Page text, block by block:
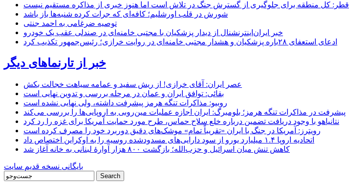
قطر: کل منطقه برای جلوگیری از گسترش جنگ در تلاش است اما هنوز خبری از مذاکره مستقیم نیست
شورش در قلب اورشلیم؛ کافه‌ای که جرات کرده شنبه‌ها باز باشد
توصیه ضرغامی به احمد جنتی
خبر ایران‌اینترنشنال از دیدار پزشکیان با مجتبی خامنه‌ای در صندلی عقب یک خودرو
ادعای استعفای ۲۸باره پزشکیان و هشدار مجتبی خامنه‌ای در روایت خرازی؛ رئیس‌جمهور تکذیب کرد
خبر از تارنماهای دیگر
عصر ایران: آقای خرازی! از ریش سفید و عمامه سیاهت خجالت بکش
بقائی: توافق ایران و عمان در مرحله بررسی و تدوین نهایی است
روبیو: مذاکرات تنگه هرمز پیشرفت داشته، ولی نهایی نشده است
پیشرفت در مذاکرات تنگه هرمز؛ بلومبرگ: ایران اجازه عملیات مین‌روبی به اروپایی‌ها را بررسی می‌کند
نتانیاهو با وجود دریافت تضمین درباره خلع سلاح حماس، طرح مورد حمایت آمریکا برای غزه را رد کرد
رویترز: آمریکا در جنگ با ایران «تقریباً تمام» موشک‌های دقیق دوربرد خود را مصرف کرده است
اتحادیه اروپا ۱.۴ میلیارد یورو از سود دارایی‌های مسدودشده روسیه را به اوکراین ‏اختصاص داد
کاهش تنش میان اسرائیل و حزب‌الله؛ بازگشت ۸۰۰ هزار آوارۀ لبنانی به خانه‌ آغاز شد
بایگانی نسخه قدیم سایت